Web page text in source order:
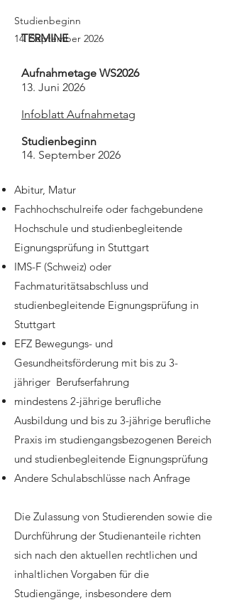
Studienbeginn
14. September 2026
TERMINE
Aufnahmetage WS2026
13. Juni 2026
Infoblatt Aufnahmetag
Studienbeginn
14. September 2026
Abitur, Matur
Fachhochschulreife oder fachgebundene
Hochschule und studienbegleitende
Eignungsprüfung in Stuttgart
IMS-F (Schweiz) oder
Fachmaturitätsabschluss und
studienbegleitende Eignungsprüfung in
Stuttgart
EFZ Bewegungs- und
Gesundheitsförderung mit bis zu 3-
jähriger Berufserfahrung
mindestens 2-jährige berufliche
Ausbildung und bis zu 3-jährige berufliche
Praxis im studiengangsbezogenen Bereich
und studienbegleitende Eignungsprüfung
Andere Schulabschlüsse nach Anfrage
Die Zulassung von Studierenden sowie die
Durchführung der Studienanteile richten
sich nach den aktuellen rechtlichen und
inhaltlichen Vorgaben für die
Studiengänge, insbesondere dem